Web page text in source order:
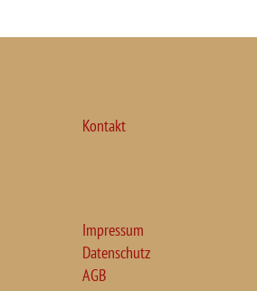
Kontakt
Impressum
Datenschutz
AGB